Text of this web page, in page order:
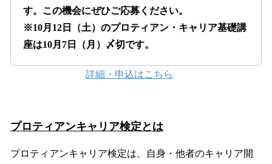
す。この機会にぜひご応募ください。
※10月12日（土）のプロティアン・キャリア基礎講
座は10月7日（月）〆切です。
詳細・申込はこちら
プロティアンキャリア検定とは
プロティアンキャリア検定は、自身・他者のキャリア開